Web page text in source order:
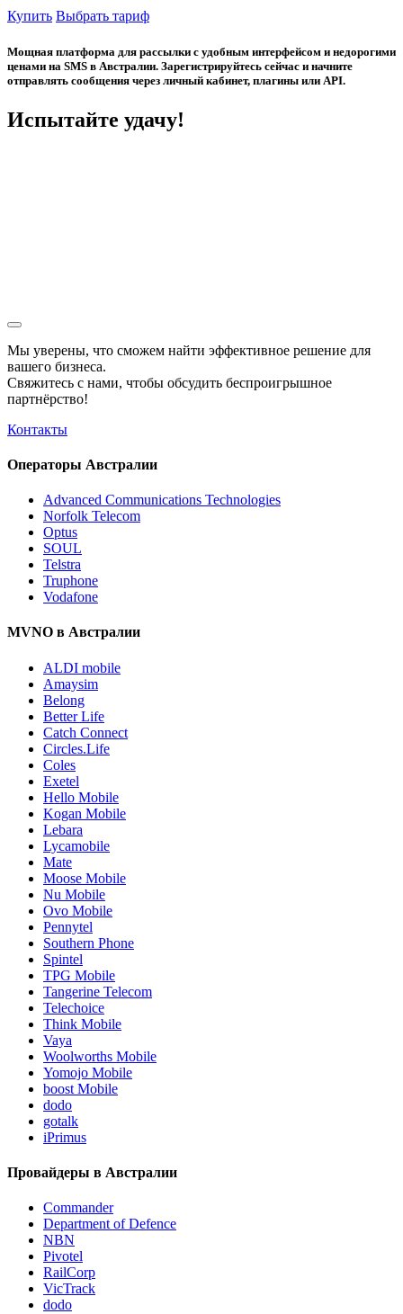
Купить Выбрать тариф
Мощная платформа для рассылки с удобным интерфейсом и недорогими
ценами на SMS в Австралии. Зарегистрируйтесь сейчас и начните
отправлять сообщения через личный кабинет, плагины или API.
Испытайте удачу!
Мы уверены, что сможем найти эффективное решение для
вашего бизнеса.
Свяжитесь с нами, чтобы обсудить беспроигрышное
партнёрство!
Контакты
Операторы Австралии
Advanced Communications Technologies
Norfolk Telecom
Optus
SOUL
Telstra
Truphone
Vodafone
MVNO в Австралии
ALDI mobile
Amaysim
Belong
Better Life
Catch Connect
Circles.Life
Coles
Exetel
Hello Mobile
Kogan Mobile
Lebara
Lycamobile
Mate
Moose Mobile
Nu Mobile
Ovo Mobile
Pennytel
Southern Phone
Spintel
TPG Mobile
Tangerine Telecom
Telechoice
Think Mobile
Vaya
Woolworths Mobile
Yomojo Mobile
boost Mobile
dodo
gotalk
iPrimus
Провайдеры в Австралии
Commander
Department of Defence
NBN
Pivotel
RailCorp
VicTrack
dodo